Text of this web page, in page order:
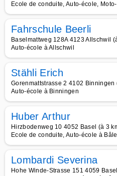
Ecole de conduite, Auto-école,
Fahrschule Beerli
Baselmattweg 128A 4123 Allschwil
Auto-école à Allschwil
Stähli Erich
Gorenmattstrasse 2 4102 Binningen
Auto-école à Binningen
Huber Arthur
Hirzbodenweg 10 4052 Basel (à 3
Ecole de conduite, Auto-école à Bâle
Lombardi Severina
Hohe Winde-Strasse 151 4059